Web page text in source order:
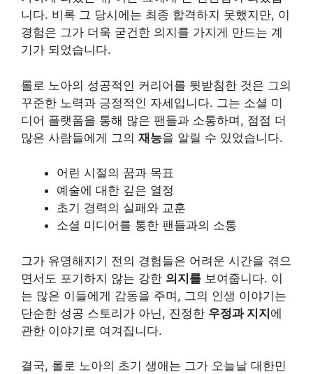
니다. 비록 그 당시에는 최종 합격하지 못했지만, 이
경험은 그가 더욱 굳건한 의지를 가지게 만드는 계
기가 되었습니다.
롤로 노아의 성공적인 커리어를 뒷받침한 것은 그의
꾸준한 노력과 긍정적인 자세입니다. 그는 소셜 미
디어 플랫폼을 통해 많은 팬들과 소통하며, 점점 더
많은 사람들에게 그의 재능을 알릴 수 있었습니다.
어린 시절의 꿈과 목표
예술에 대한 깊은 열정
초기 경력의 실패와 교훈
소셜 미디어를 통한 팬들과의 소통
그가 유명해지기 전의 경험들은 어려운 시간을 겪으
면서도 포기하지 않는 강한 의지를 보여줍니다. 이
는 많은 이들에게 감동을 주며, 그의 인생 이야기는
단순한 성공 스토리가 아닌, 진정한 우정과 지지에
관한 이야기로 여겨집니다.
결국, 롤로 노아의 초기 생애는 그가 오늘날 대한민